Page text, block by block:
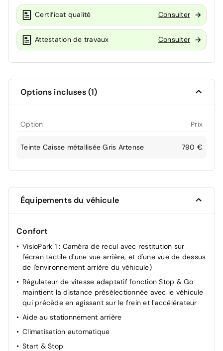
Certificat qualité Consulter
Attestation de travaux Consulter
Options incluses (1)
Option Prix
Teinte Caisse métallisée Gris Artense 790 €
Équipements du véhicule
Confort
VisioPark 1 : Caméra de recul avec restitution sur
l'écran tactile d'une vue arrière, et d'une vue de dessus
de l'environnement arrière du véhicule)
Régulateur de vitesse adaptatif fonction Stop & Go
maintient la distance présélectionnée avec le véhicule
qui précède en agissant sur le frein et l'accélérateur
Aide au stationnement arrière
Climatisation automatique
Start & Stop